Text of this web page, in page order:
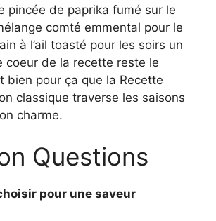
pincée de paprika fumé sur le
comté emmental pour le
à l’ail toasté pour les soirs un
coeur de la recette reste le
bien pour ça que la Recette
classique traverse les saisons
charme.
Questions
pour une saveur